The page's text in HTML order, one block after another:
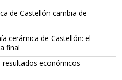
de Castellón cambia de
cerámica de Castellón: el
final
resultados económicos